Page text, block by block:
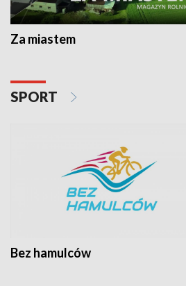
Za miastem
SPORT
Bez hamulców